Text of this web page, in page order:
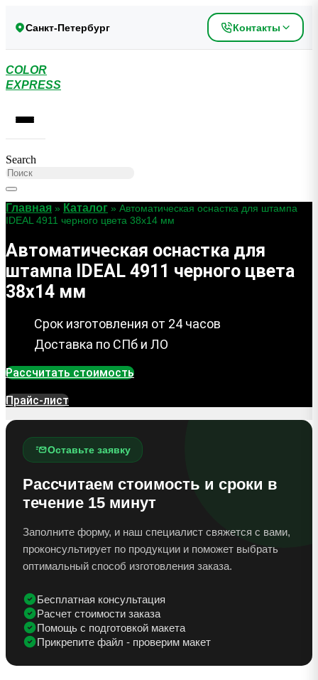
содержимому
Санкт-Петербург Контакты
COLOR
EXPRESS
Search
Главная » Каталог » Автоматическая оснастка для штампа
IDEAL 4911 черного цвета 38х14 мм
Автоматическая оснастка для
штампа IDEAL 4911 черного цвета
38х14 мм
Срок изготовления от 24 часов
Доставка по СПб и ЛО
Рассчитать стоимость
Прайс-лист
Оставьте заявку
Рассчитаем стоимость и сроки в
течение 15 минут
Заполните форму, и наш специалист свяжется с вами,
проконсультирует по продукции и поможет выбрать
оптимальный способ изготовления заказа.
Бесплатная консультация
Расчет стоимости заказа
Помощь с подготовкой макета
Прикрепите файл - проверим макет